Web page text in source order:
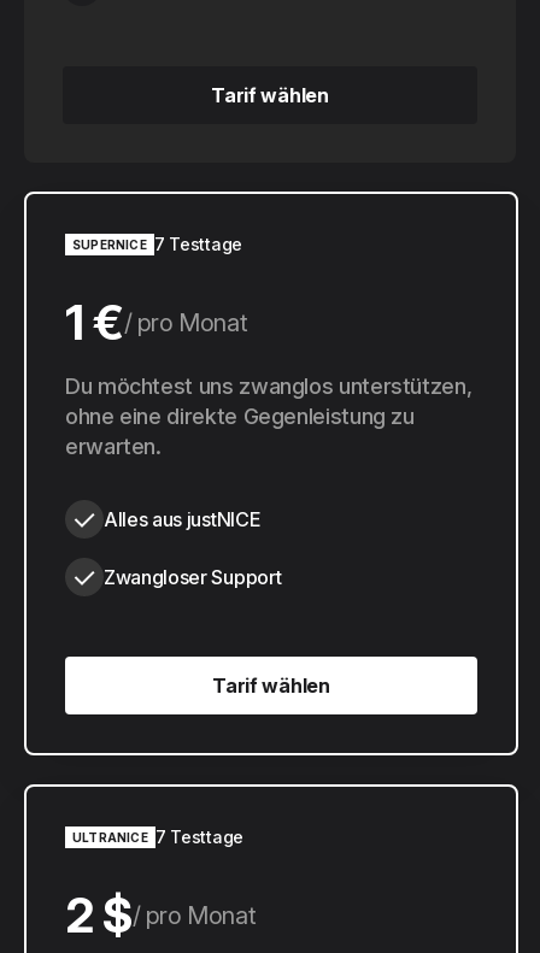
Tarif wählen
SUPERNICE 7 Testtage
1 € pro Monat
10 € pro Jahr
Du möchtest uns zwanglos unterstützen,
ohne eine direkte Gegenleistung zu
erwarten.
Alles aus justNICE
Zwangloser Support
Tarif wählen
Tarif wählen
ULTRANICE 7 Testtage
2 $ pro Monat